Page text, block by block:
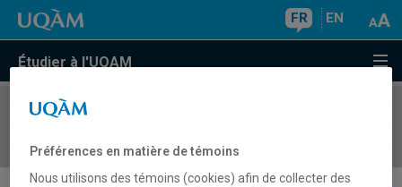
FR EN
Étudier à l'UQAM
COURS//
Préférences en matière de témoins
Nous utilisons des témoins (cookies) afin de collecter des